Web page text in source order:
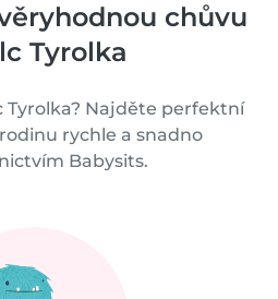
chůvu
Tyrolka
Tyrolka? Najděte perfektní
rychle a snadno
Babysits.